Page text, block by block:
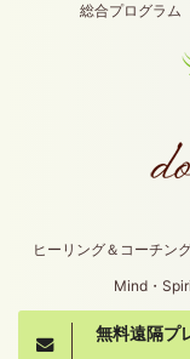
総合プログラム
ヒーリング＆コーチ
Mind・
無料遠隔プ
Copyright©